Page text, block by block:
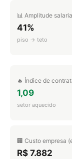
📊 Amplitude
41%
piso → teto
🔥 Índice de
1,09
setor aquecido
🏢 Custo empresa
R$ 7.882